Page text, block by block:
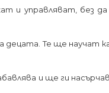
и управляват, без
Те ще научат
и ще ги